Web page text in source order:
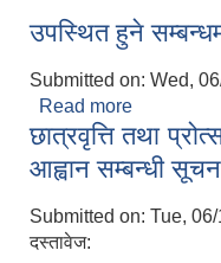
उपस्थित हुने
Submitted on: Wed,
Read more
छात्रवृत्ति तथा
आह्वान सम्बन्धी
Submitted on: Tue,
दस्तावेज: